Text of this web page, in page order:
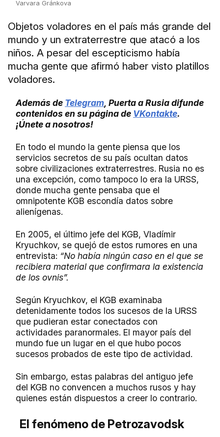
Varvara Gránkova
Objetos voladores en el país más grande del
mundo y un extraterrestre que atacó a los
niños. A pesar del escepticismo había
mucha gente que afirmó haber visto platillos
voladores.
Además de Telegram , Puerta a Rusia difunde
contenidos en su página de VKontakte.
¡Únete a nosotros!
En todo el mundo la gente piensa que los
servicios secretos de su país ocultan datos
sobre civilizaciones extraterrestres. Rusia no es
una excepción, como tampoco lo era la URSS,
donde mucha gente pensaba que el
omnipotente KGB escondía datos sobre
alienígenas.
En 2005, el último jefe del KGB, Vladímir
Kryuchkov, se quejó de estos rumores en una
entrevista: “No había ningún caso en el que se
recibiera material que confirmara la existencia
de los ovnis”.
Según Kryuchkov, el KGB examinaba
detenidamente todos los sucesos de la URSS
que pudieran estar conectados con
actividades paranormales. El mayor país del
mundo fue un lugar en el que hubo pocos
sucesos probados de este tipo de actividad.
Sin embargo, estas palabras del antiguo jefe
del KGB no convencen a muchos rusos y hay
quienes están dispuestos a creer lo contrario.
El fenómeno de Petrozavodsk